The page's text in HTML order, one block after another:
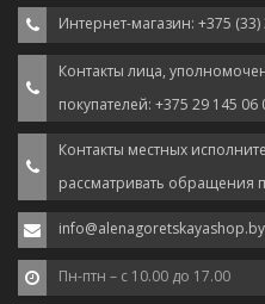
Интернет-магазин: +375 (33)
Контакты лица,
покупателей: +375 29 145 06
Контакты местных
рассматривать обращения
info@alenagoretskayashop.by
Пн-птн – с 10.00 до 17.00